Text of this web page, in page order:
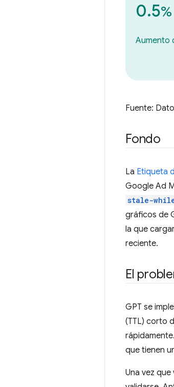
0.5%
Aumento
Fuente:
Fondo
La Etiqueta
Google Ad
stale-
gráficos de
la que
reciente.
El
GPT se
(TTL) corto
que tienen
Una vez que